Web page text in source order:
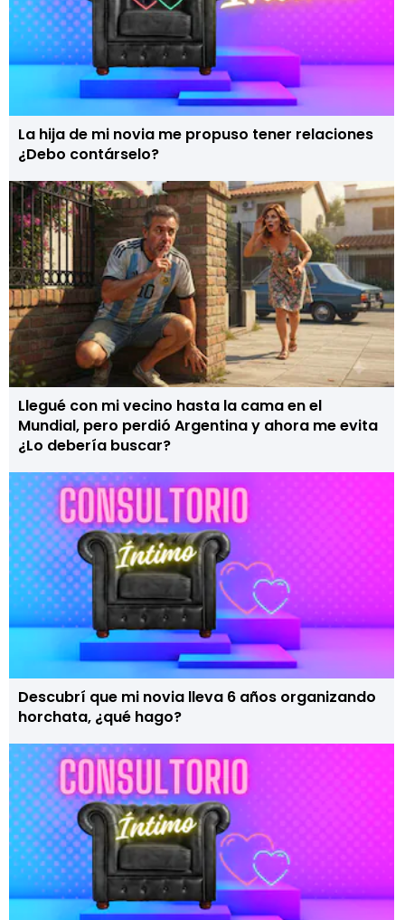
La hija de mi novia me propuso tener relaciones
¿Debo contárselo?
Llegué con mi vecino hasta la cama en el
Mundial, pero perdió Argentina y ahora me evita
¿Lo debería buscar?
Descubrí que mi novia lleva 6 años organizando
horchata, ¿qué hago?